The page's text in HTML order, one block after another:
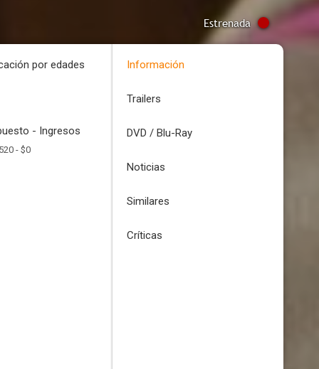
Estrenada
por edades
- Ingresos
-$0
Información
Trailers
DVD / Blu-Ray
Noticias
Similares
Críticas